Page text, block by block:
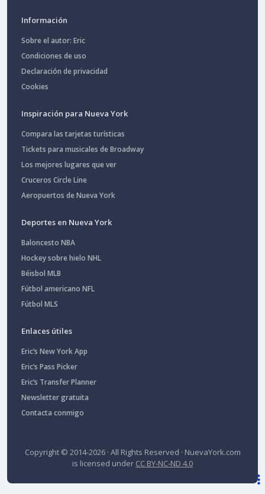
Información
Sobre el autor: Eric
Condiciones de uso
Declaración de privacidad
Cookies
Inspiración para Nueva York
Compara las tarjetas turísticas
Tickets para musicales de Broadway
Los mejores lugares que ver
Cruceros Circle Line
Aeropuertos de Nueva York
Deportes en Nueva York
Baloncesto NBA
Hockey sobre hielo NHL
Béisbol MLB
Fútbol americano NFL
Fútbol MLS
Enlaces útiles
Eric’s New York App
Eric’s Pass Picker
Eric’s Transfer Planner
Newsletter gratuita
Contacta conmigo
Copyright © 2014-2026 · All Rights Reserved · NuevaYork.com
is licensed under CC BY-NC-ND 4.0